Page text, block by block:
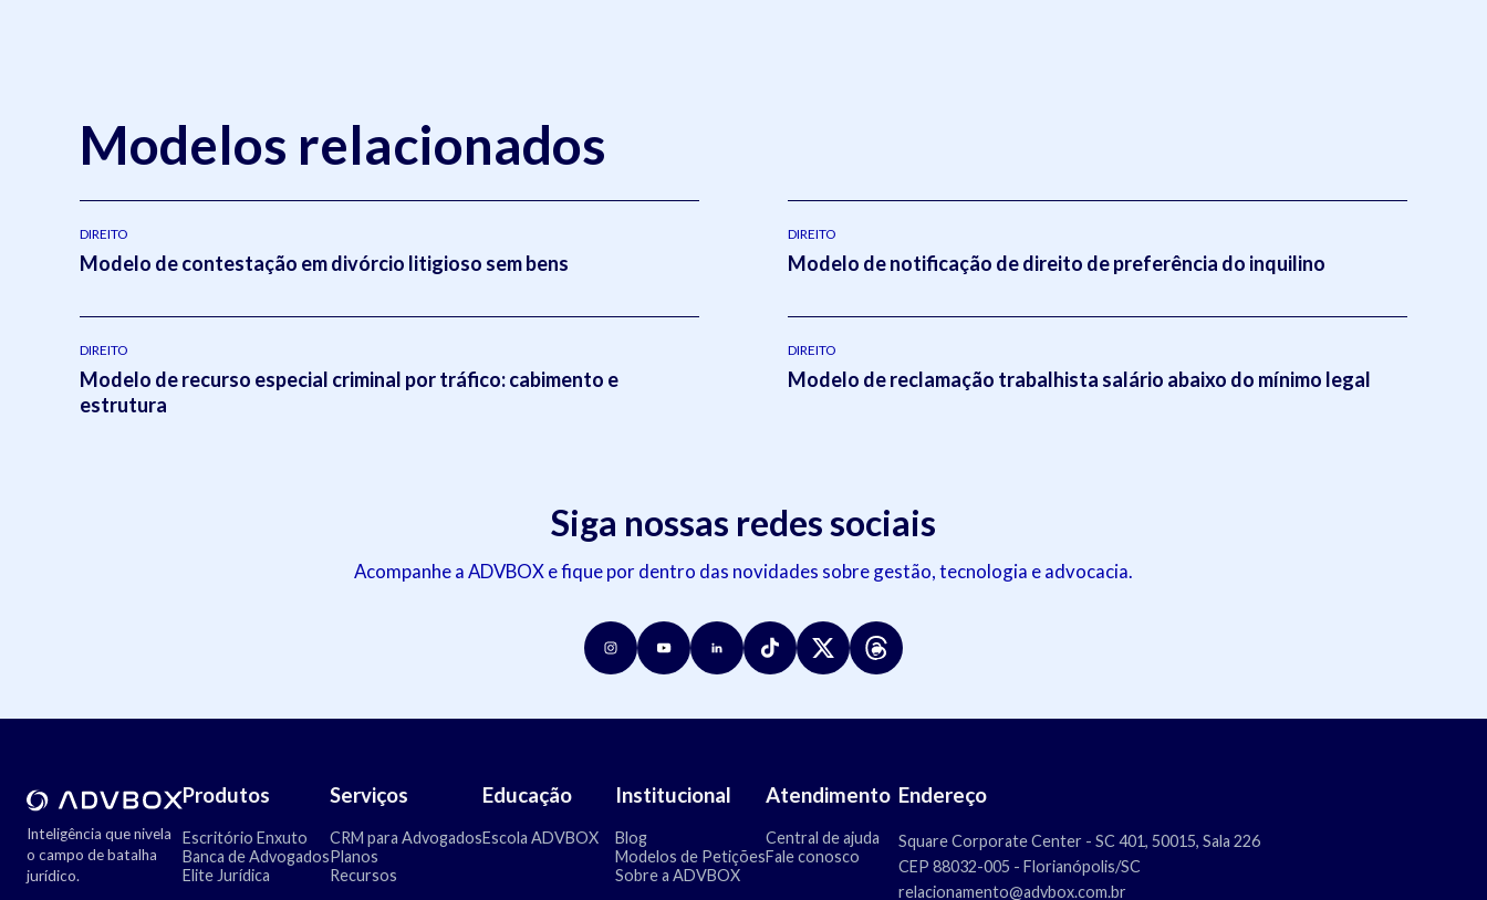
Modelos relacionados
DIREITO
Modelo de contestação em divórcio litigioso sem bens
DIREITO
Modelo de notificação de direito de preferência do inquilino
DIREITO
Modelo de recurso especial criminal por tráfico: cabimento e
estrutura
DIREITO
Modelo de reclamação trabalhista salário abaixo do mínimo legal
Siga nossas redes sociais
Acompanhe a ADVBOX e fique por dentro das novidades sobre gestão, tecnologia e advocacia.
Inteligência que nivela
o campo de batalha
jurídico.
Produtos
Escritório Enxuto
Banca de Advogados
Elite Jurídica
Serviços
CRM para Advogados
Planos
Recursos
Educação
Escola ADVBOX
Institucional
Blog
Modelos de Petições
Sobre a ADVBOX
Atendimento
Central de ajuda
Fale conosco
Endereço
Square Corporate Center - SC 401, 50015, Sala 226
CEP 88032-005 - Florianópolis/SC
relacionamento@advbox.com.br